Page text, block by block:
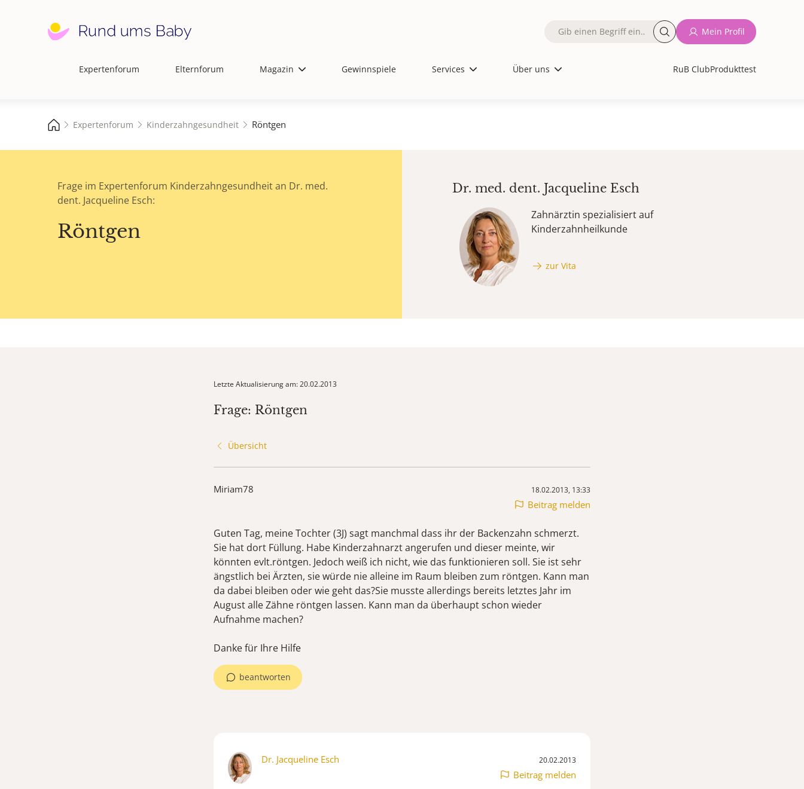
Hauptnavigation
Expertenforum Elternforum Magazin Gewinnspiele Services Über uns RuB ClubProdukttest
Fulltext
Mein Profil
Expertenforum Kinderzahngesundheit Röntgen
Frage im Expertenforum Kinderzahngesundheit an Dr. med.
dent. Jacqueline Esch:
Röntgen
Dr. med. dent. Jacqueline Esch
Zahnärztin spezialisiert auf
Kinderzahnheilkunde
zur Vita
Letzte Aktualisierung am: 20.02.2013
Frage: Röntgen
Übersicht
Miriam78 18.02.2013, 13:33
Beitrag melden
Guten Tag, meine Tochter (3J) sagt manchmal dass ihr der Backenzahn schmerzt.
Sie hat dort Füllung. Habe Kinderzahnarzt angerufen und dieser meinte, wir
könnten evlt.röntgen. Jedoch weiß ich nicht, wie das funktionieren soll. Sie ist sehr
ängstlich bei Ärzten, sie würde nie alleine im Raum bleiben zum röntgen. Kann man
da dabei bleiben oder wie geht das?Sie musste allerdings bereits letztes Jahr im
August alle Zähne röntgen lassen. Kann man da überhaupt schon wieder
Aufnahme machen?
Danke für Ihre Hilfe
beantworten
Dr. Jacqueline Esch 20.02.2013
Beitrag melden